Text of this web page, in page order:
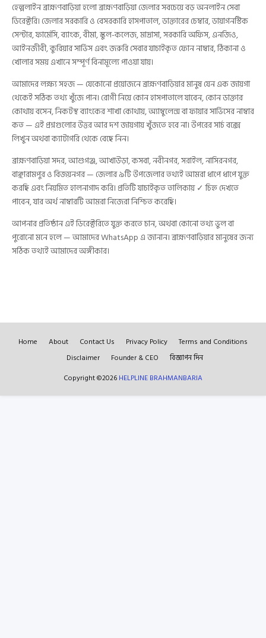
হেল্পলাইন ব্রাহ্মণবাড়িয়া হলো ব্রাহ্মণবাড়িয়া জেলার সবচেয়ে বড় অনলাইন সেবা
ডিরেক্টরি। জেলার সরকারি ও বেসরকারি হাসপাতাল, ডাক্তারের চেম্বার, ডায়াগনস্টিক
সেন্টার, ফার্মেসি, ব্যাংক, বীমা, স্কুল-কলেজ, মাদ্রাসা, সরকারি অফিস, এনজিও,
আইনজীবী, কুরিয়ার সার্ভিস এবং জরুরি সেবার যাচাইকৃত ফোন নাম্বার, ঠিকানা ও
খোলার সময় এখানে সম্পূর্ণ বিনামূল্যে পাওয়া যায়।
আমাদের লক্ষ্য সহজ — যেকোনো প্রয়োজনে ব্রাহ্মণবাড়িয়ার মানুষ যেন এক জায়গা
থেকেই সঠিক তথ্য খুঁজে পান। রোগী নিয়ে কোন হাসপাতালে যাবেন, কোন ডাক্তার
কোথায় বসেন, নিকটস্থ ব্যাংকের শাখা কোথায়, অ্যাম্বুলেন্স বা ফায়ার সার্ভিসের নাম্বার
কত — এই প্রশ্নগুলোর উত্তর আর দশ জায়গায় খুঁজতে হবে না। উপরের সার্চ বক্সে
লিখুন অথবা ক্যাটাগরি থেকে বেছে নিন।
ব্রাহ্মণবাড়িয়া সদর, আশুগঞ্জ, আখাউড়া, কসবা, নবীনগর, সরাইল, নাসিরনগর,
বাঞ্ছারামপুর ও বিজয়নগর — জেলার ৯টি উপজেলার তথ্যই আমরা ধাপে ধাপে যুক্ত
করছি এবং নিয়মিত হালনাগাদ করি। প্রতিটি যাচাইকৃত তালিকায় ✓ চিহ্ন দেখতে
পাবেন, যার অর্থ নাম্বারটি আমরা নিজেরা নিশ্চিত করেছি।
আপনার প্রতিষ্ঠান এই ডিরেক্টরিতে যুক্ত করতে চান, অথবা কোনো তথ্য ভুল বা
পুরোনো মনে হলে — আমাদের WhatsApp এ জানান। ব্রাহ্মণবাড়িয়ার মানুষের জন্য
সঠিক তথ্যই আমাদের অঙ্গীকার।
Home About Contact Us Privacy Policy
Terms and Conditions
Disclaimer
Founder & CEO
বিজ্ঞাপন দিন
Copyright ©2026 HELPLINE BRAHMANBARIA